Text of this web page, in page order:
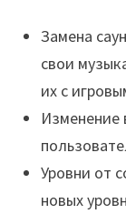
Замена
свои
их с
Изменение
Уровни от
новых